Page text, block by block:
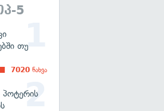
5
თუ
7020 ნახვა
პოტერის